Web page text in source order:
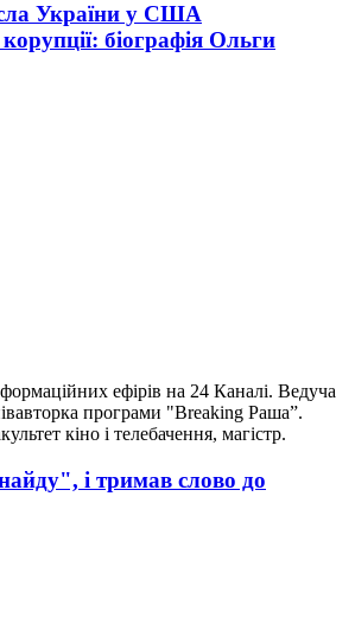
України у США
біографія Ольги
ефірів на 24 Каналі. Ведуча
програми "Breaking Раша”.
кіно і телебачення, магістр.
і тримав слово до